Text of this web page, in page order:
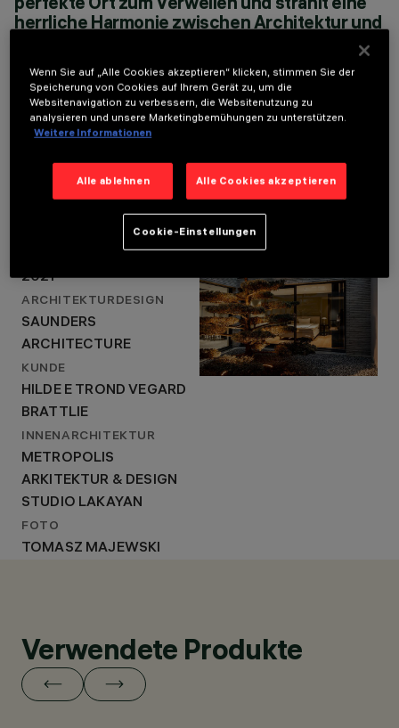
JAHR
SAUNDERS
ARCHITECTURE
herrliche Harmonie zwischen Architektur und
Projektdetails
NESØYA, NORWAY
2021
ARCHITEKTURDESIGN
SAUNDERS
ARCHITECTURE
KUNDE
HILDE E TROND VEGARD
BRATTLIE
INNENARCHITEKTUR
METROPOLIS
ARKITEKTUR & DESIGN
STUDIO LAKAYAN
FOTO
TOMASZ MAJEWSKI
Verwendete Produkte
Wenn Sie auf „Alle Cookies akzeptieren“ klicken, stimmen Sie der
Speicherung von Cookies auf Ihrem Gerät zu, um die
Websitenavigation zu verbessern, die Websitenutzung zu
analysieren und unsere Marketingbemühungen zu unterstützen.
Weitere Informationen
Alle ablehnen Alle Cookies akzeptieren
Cookie-Einstellungen